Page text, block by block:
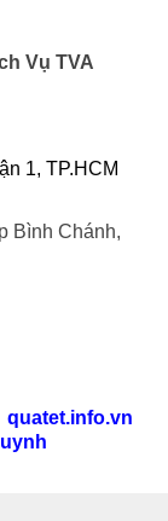
Vụ TVA
1, TP.HCM
Bình Chánh,
quatet.info.vn